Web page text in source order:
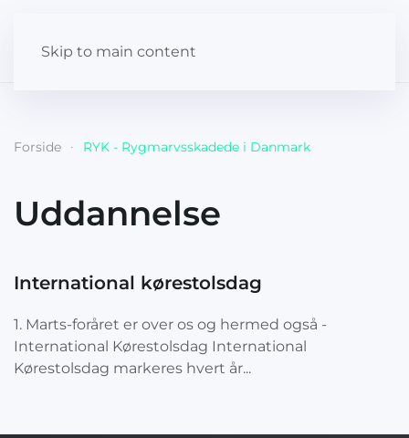
Skip to main content
Forside RYK - Rygmarvsskadede i Danmark
Uddannelse
International kørestolsdag
1. Marts-foråret er over os og hermed også -
International Kørestolsdag International
Kørestolsdag markeres hvert år...